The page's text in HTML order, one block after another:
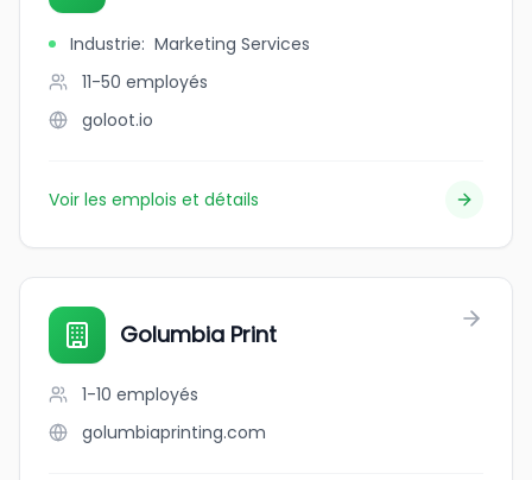
Industrie: Marketing Services
11-50 employés
goloot.io
Voir les emplois et détails
Golumbia Print
1-10 employés
golumbiaprinting.com